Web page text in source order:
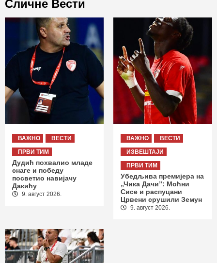
Сличне Вести
ВАЖНО
ВЕСТИ
ПРВИ ТИМ
Дудић похвалио младе
снаге и победу
посветио навијачу
Дакићу
9. август 2026.
ВАЖНО
ВЕСТИ
ИЗВЕШТАЈИ
ПРВИ ТИМ
Убедљива премијера на
„Чика Дачи”: Моћни
Сисе и распуцани
Црвени срушили Земун
9. август 2026.